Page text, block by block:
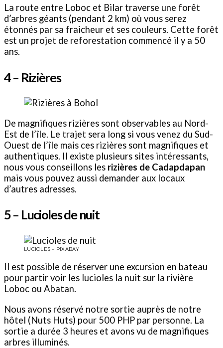
La route entre Loboc et Bilar traverse une forêt
d’arbres géants (pendant 2 km) où vous serez
étonnés par sa fraicheur et ses couleurs. Cette forêt
est un projet de reforestation commencé il y a 50
ans.
4 – Rizières
De magnifiques rizières sont observables au Nord-
Est de l’île. Le trajet sera long si vous venez du Sud-
Ouest de l’île mais ces rizières sont magnifiques et
authentiques. Il existe plusieurs sites intéressants,
nous vous conseillons les rizières de Cadapdapan
mais vous pouvez aussi demander aux locaux
d’autres adresses.
5 – Lucioles de nuit
LUCIOLES – PIXABAY
Il est possible de réserver une excursion en bateau
pour partir voir les lucioles la nuit sur la rivière
Loboc ou Abatan.
Nous avons réservé notre sortie auprès de notre
hôtel (Nuts Huts) pour 500 PHP par personne. La
sortie a durée 3 heures et avons vu de magnifiques
arbres illuminés.